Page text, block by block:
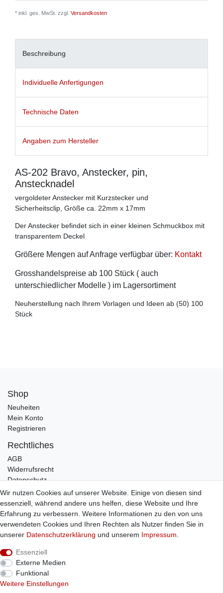
* inkl. ges. MwSt. zzgl. Versandkosten
Beschreibung
Individuelle Anfertigungen
Technische Daten
Angaben zum Hersteller
AS-202 Bravo, Anstecker, pin,
Anstecknadel
vergoldeter Anstecker mit Kurzstecker und
Sicherheitsclip, Größe ca. 22mm x 17mm
Der Anstecker befindet sich in einer kleinen Schmuckbox mit
transparentem Deckel
Größere Mengen auf Anfrage verfügbar über: Kontakt
Grosshandelspreise ab 100 Stück ( auch
unterschiedlicher Modelle ) im Lagersortiment
Neuherstellung nach Ihrem Vorlagen und Ideen ab (50) 100
Stück
Shop
Neuheiten
Mein Konto
Registrieren
Rechtliches
AGB
Widerrufsrecht
Datenschutz
Impressum
Infos
Zahlung / Versand
Individuelle Anfertigung
Bestellung widerrufen
Wir nutzen Cookies auf unserer Website. Einige von diesen sind
essenziell, während andere uns helfen, diese Website und Ihre
Erfahrung zu verbessern. Weitere Informationen zu den von uns
verwendeten Cookies und Ihren Rechten als Nutzer finden Sie in
unserer Daten­schutz­erklärung und unserem Impressum
Essenziell
Externe Medien
Funktional
Weitere Einstellungen